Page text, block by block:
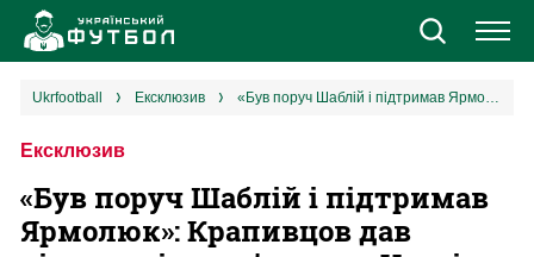
Новини
Єврокубки
ukrfootball ексклюзив «Був поруч Шаблій і підтримав Ярмолюк»: Крапивцов дав відверте інтерв’ю – про Челсі, Жирону і збірну України
Ексклюзив
«Був поруч Шаблій і підтримав
Ярмолюк»: Крапивцов дав